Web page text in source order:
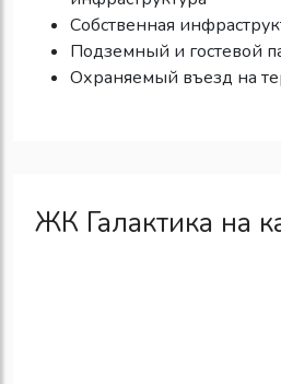
Собственная
Подземный и гостевой
Охраняемый въезд на
ЖК Галактика на